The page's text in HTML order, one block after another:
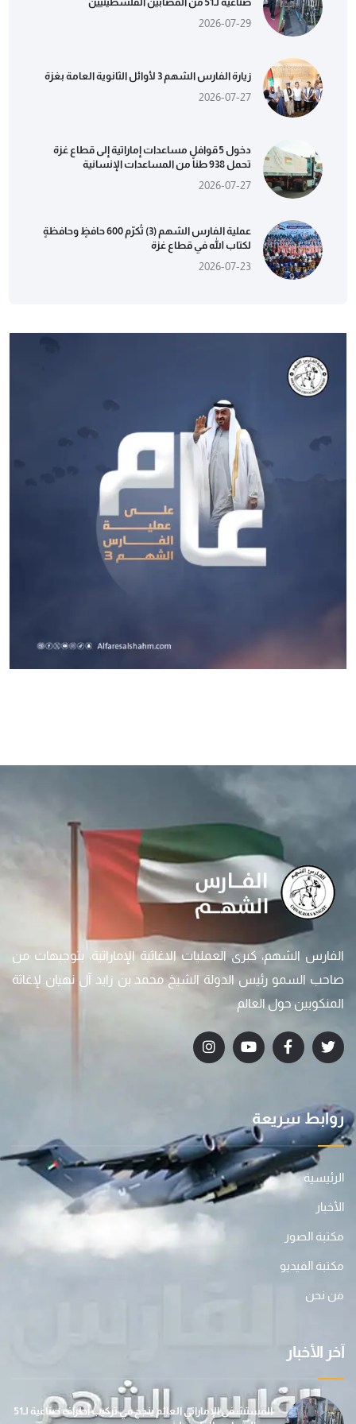
2026-07-29
زيارة الفارس الشهم 3 لأوائل الثانوية العامة بغزة
2026-07-27
دخول 5 قوافل مساعدات إماراتية إلى قطاع غزة
تحمل 938 طناً من المساعدات الإنسانية
2026-07-27
عملية الفارس الشهم (3) تُكرّم 600 حافظٍ وحافظةٍ
لكتاب الله في قطاع غزة
2026-07-23
الفارس الشهم، كبرى العمليات الاغاثية الإماراتية، بتوجيهات من
صاحب السمو رئيس الدولة الشيخ محمد بن زايد آل نهيان لإغاثة
المنكوبين حول العالم
روابط سريعة
الرئيسية
الأخبار
مكتبة الصور
مكتبة الفيديو
من نحن
آخر الأخبار
المستشفى الإماراتي العائم ينجح في تركيب أطراف صناعية لـ51